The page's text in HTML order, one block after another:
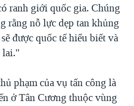
ranh giới quốc gia. Chúng
rằng nỗ lực dẹp tan khủng
được quốc tế hiểu biết và
lai."
phạm của vụ tấn công là
ở Tân Cương thuộc vùng